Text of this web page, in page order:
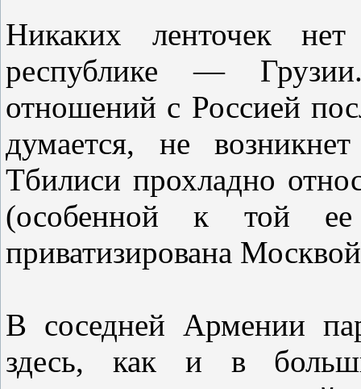
Никаких ленточек
республике —
отношений с Россией
думается, не
Тбилиси прохладно
(особенной к той ее
приватизирована
В соседней Армении
здесь, как и в